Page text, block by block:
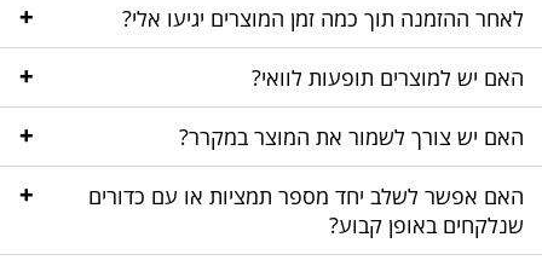
לאחר ההזמנה תוך כמה זמן המוצרים יגיעו אלי? +
האם יש למוצרים תופעות לוואי? +
האם יש צורך לשמור את המוצר במקרר? +
האם אפשר לשלב יחד מספר תמציות או עם כדורים
שנלקחים באופן קבוע?
+